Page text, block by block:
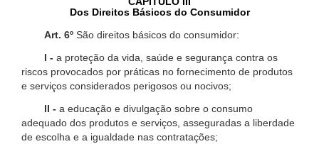
Dos Direitos Básicos do Consumidor
Art. 6º São direitos básicos do consumidor:
I - a proteção da vida, saúde e segurança contra os
riscos provocados por práticas no fornecimento de produtos
e serviços considerados perigosos ou nocivos;
II - a educação e divulgação sobre o consumo
adequado dos produtos e serviços, asseguradas a liberdade
de escolha e a igualdade nas contratações;